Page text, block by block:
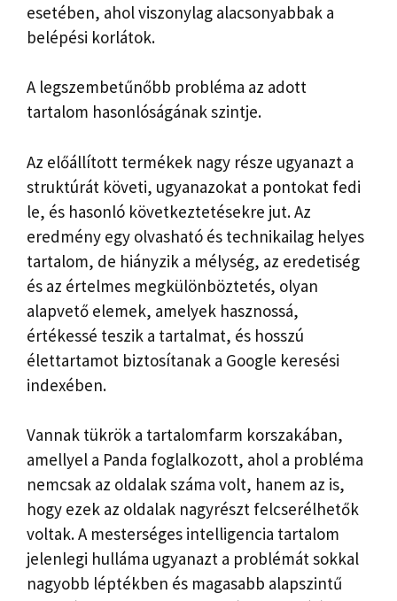
esetében, ahol viszonylag alacsonyabbak a
belépési korlátok.
A legszembetűnőbb probléma az adott
tartalom hasonlóságának szintje.
Az előállított termékek nagy része ugyanazt a
struktúrát követi, ugyanazokat a pontokat fedi
le, és hasonló következtetésekre jut. Az
eredmény egy olvasható és technikailag helyes
tartalom, de hiányzik a mélység, az eredetiség
és az értelmes megkülönböztetés, olyan
alapvető elemek, amelyek hasznossá,
értékessé teszik a tartalmat, és hosszú
élettartamot biztosítanak a Google keresési
indexében.
Vannak tükrök a tartalomfarm korszakában,
amellyel a Panda foglalkozott, ahol a probléma
nemcsak az oldalak száma volt, hanem az is,
hogy ezek az oldalak nagyrészt felcserélhetők
voltak. A mesterséges intelligencia tartalom
jelenlegi hulláma ugyanazt a problémát sokkal
nagyobb léptékben és magasabb alapszintű